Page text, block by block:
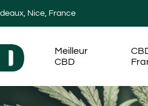
Nice, France
Meilleur
CBD